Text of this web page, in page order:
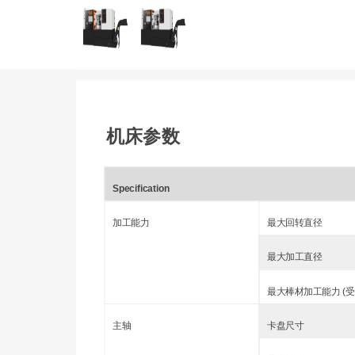
机床参数
Specification
加工能力 最大回转直径
最大加工直径
最大棒材加工能力 (
主轴 卡盘尺寸